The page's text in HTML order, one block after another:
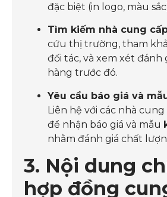
đặc biệt (in logo, màu
Tìm kiếm nhà cung
cứu thị trường, tham
đối tác, và xem xét đánh
hàng trước đó.
Yêu cầu báo giá và
Liên hệ với các nhà
để nhận báo giá và mẫu
nhằm đánh giá chất
3. Nội dung
hợp đồng